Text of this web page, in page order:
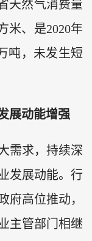
天然气消费量
米、是2020年
吨，未发生短
展动能增强
需求，持续深
发展动能。行
府高位推动，
主管部门相继